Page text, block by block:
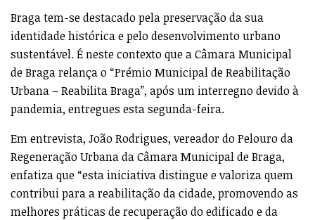
Braga tem-se destacado pela preservação da sua
identidade histórica e pelo desenvolvimento urbano
sustentável. É neste contexto que a Câmara Municipal
de Braga relança o “Prémio Municipal de Reabilitação
Urbana – Reabilita Braga”, após um interregno devido à
pandemia, entregues esta segunda-feira.
Em entrevista, João Rodrigues, vereador do Pelouro da
Regeneração Urbana da Câmara Municipal de Braga,
enfatiza que “esta iniciativa distingue e valoriza quem
contribui para a reabilitação da cidade, promovendo as
melhores práticas de recuperação do edificado e da